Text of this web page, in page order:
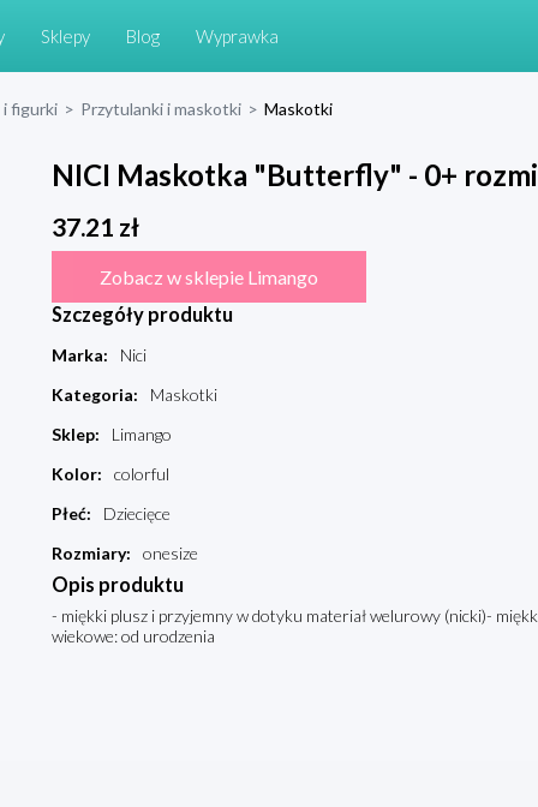
Sklepy Blog Wyprawka
i figurki > Przytulanki i maskotki > Maskotki
NICI Maskotka "Butterfly" - 0+
37.21 zł
Zobacz w sklepie Limango
Szczegóły produktu
Marka:
Nici
Kategoria:
Maskotki
Sklep:
Limango
Kolor:
colorful
Płeć:
Dziecięce
Rozmiary: onesize
Opis produktu
- miękki plusz i przyjemny w dotyku materiał welurowy (nicki)-
wiekowe: od urodzenia